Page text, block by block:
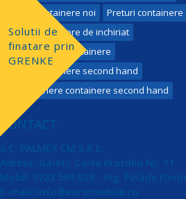
Preturi containere noi
Preturi containere
preturi containere de inchiriat
Pret inchiriere containere
preturi containere second hand
Pret inchiriere containere second hand
CONTACT
S.C. PALMEX CM S.R.L.
Adresa:
Galati, Calea Prutului Nr. 11
Mobil: 0723.569.929 - Ing. Palade Florin
E-mail: info@euromodule.ro
Solutii de
finatare prin
GRENKE